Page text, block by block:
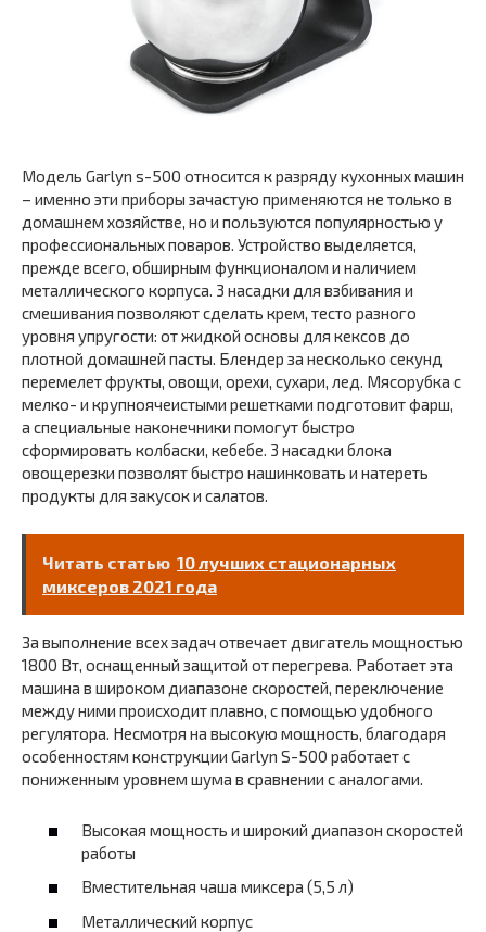
Модель Garlyn s-500 относится к разряду кухонных машин
– именно эти приборы зачастую применяются не только в
домашнем хозяйстве, но и пользуются популярностью у
профессиональных поваров. Устройство выделяется,
прежде всего, обширным функционалом и наличием
металлического корпуса. 3 насадки для взбивания и
смешивания позволяют сделать крем, тесто разного
уровня упругости: от жидкой основы для кексов до
плотной домашней пасты. Блендер за несколько секунд
перемелет фрукты, овощи, орехи, сухари, лед. Мясорубка с
мелко- и крупноячеистыми решетками подготовит фарш,
а специальные наконечники помогут быстро
сформировать колбаски, кебебе. 3 насадки блока
овощерезки позволят быстро нашинковать и натереть
продукты для закусок и салатов.
Читать статью 10 лучших стационарных
миксеров 2021 года
За выполнение всех задач отвечает двигатель мощностью
1800 Вт, оснащенный защитой от перегрева. Работает эта
машина в широком диапазоне скоростей, переключение
между ними происходит плавно, с помощью удобного
регулятора. Несмотря на высокую мощность, благодаря
особенностям конструкции Garlyn S-500 работает с
пониженным уровнем шума в сравнении с аналогами.
Высокая мощность и широкий диапазон скоростей
работы
Вместительная чаша миксера (5,5 л)
Металлический корпус